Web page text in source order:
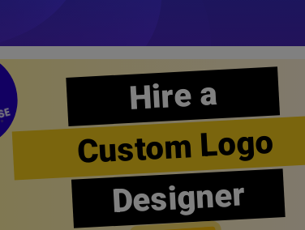
Hire a
Custom Logo
Designer